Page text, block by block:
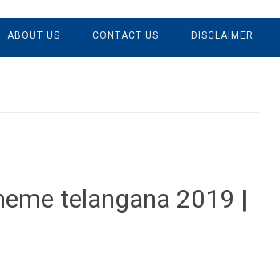
ABOUT US CONTACT US DISCLAIMER
telangana 2019 |